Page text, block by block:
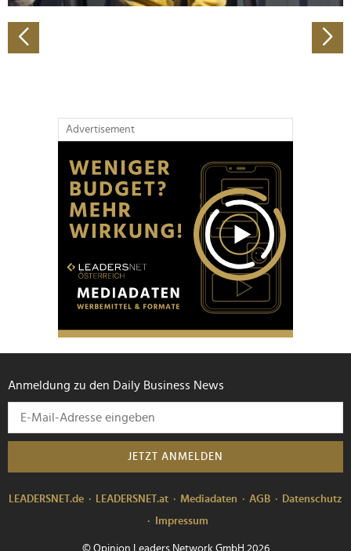
haben oder die sie im Rahmen Ihrer Nutzung der Dienste
gesammelt haben.
Advertisement
Anmeldung zu den Daily Business News
JETZT ANMELDEN
LEADERSNET.de LEADERSNET.at Mediadaten AGB
Datenschutz
Impressum